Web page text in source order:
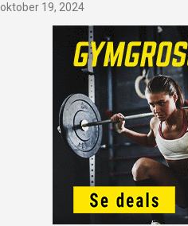
oktober 19, 2024